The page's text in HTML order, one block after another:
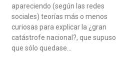
apareciendo (según las redes
sociales) teorías más o menos
curiosas para explicar la ¿gran
catástrofe nacional?, que supuso
que sólo quedase…